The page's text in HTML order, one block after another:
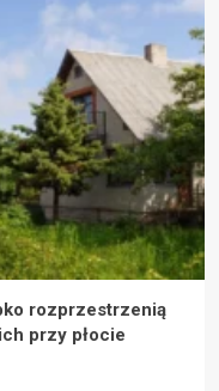
rozprzestrzenią
przy płocie